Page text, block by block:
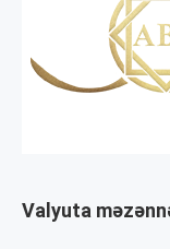
Valyuta